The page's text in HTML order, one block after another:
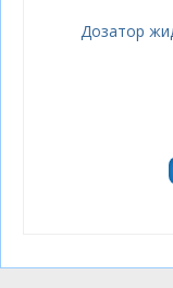
Дозатор